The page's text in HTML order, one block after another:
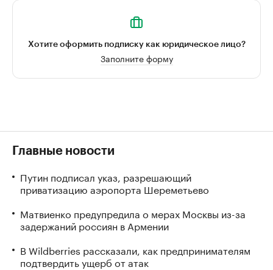
Хотите оформить подписку как юридическое лицо?
Заполните форму
Главные новости
Путин подписал указ, разрешающий
приватизацию аэропорта Шереметьево
Матвиенко предупредила о мерах Москвы из-за
задержаний россиян в Армении
В Wildberries рассказали, как предпринимателям
подтвердить ущерб от атак